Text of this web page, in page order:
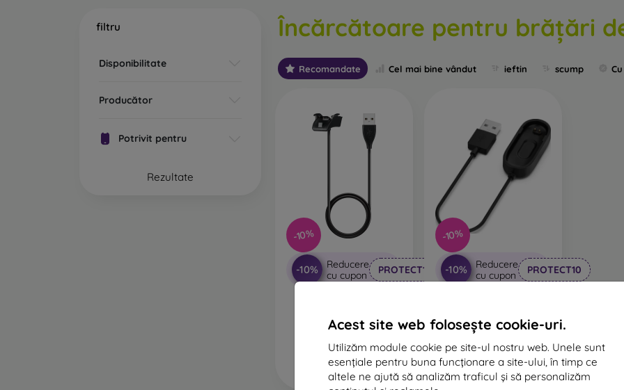
Acest site web folosește cookie-uri.
Utilizăm module cookie pe site-ul nostru web. Unele sunt
esențiale pentru buna funcționare a site-ului, în timp ce
altele ne ajută să analizăm traficul și să personalizăm
filtru
Disponibilitate
Producător
Potrivit pentru
Rezultate
Încărcătoare pentru brățări
Recomandate Cel mai bine vândut ieftin scump
-10%
-10%
Reducere
cu cupon
PROTECT10
Huawei Honor 3/3
Pro/Band2/Band2
Pro/Honor Band 4/5
52 lei
47 lei
În stoc > 5 buc
-10%
-10%
Reducere
cu cupon
PROTECT10
Xiaomi Mi Band 4
52 lei
47 lei
În stoc > 5 buc